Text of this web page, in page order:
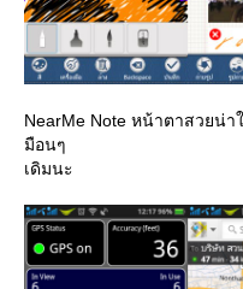
NearMe Note หน้าตาสวยน่า
มือนๆ
เดิมนะ